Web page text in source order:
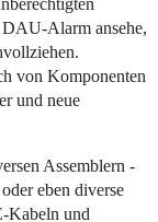
Alarm ansehe,
von Komponenten
und neue
Assemblern -
eben diverse
Kabeln und